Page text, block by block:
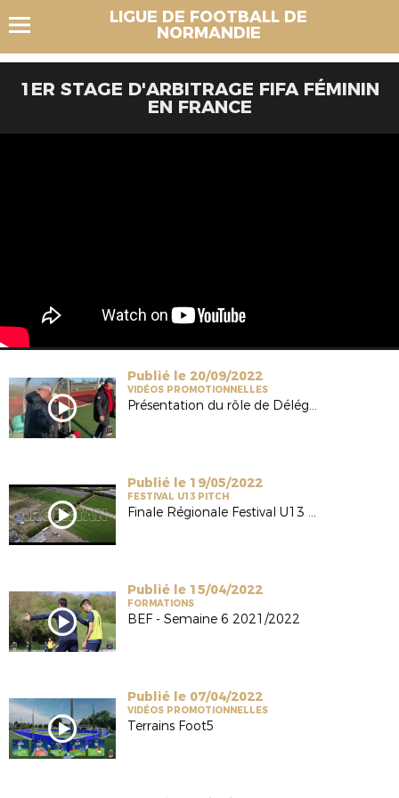
LIGUE DE FOOTBALL DE
NORMANDIE
1ER STAGE D'ARBITRAGE FIFA FÉMININ
EN FRANCE
Publié le 20/09/2022
VIDÉOS PROMOTIONNELLES
Présentation du rôle de Délégué
Publié le 19/05/2022
FESTIVAL U13 PITCH
Finale Régionale Festival U13 2022
Publié le 15/04/2022
FORMATIONS
BEF - Semaine 6 2021/2022
Publié le 07/04/2022
VIDÉOS PROMOTIONNELLES
Terrains Foot5